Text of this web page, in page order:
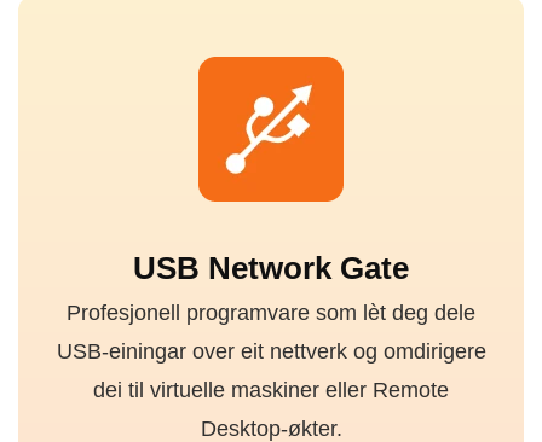
USB Network Gate
Profesjonell programvare som lèt deg dele
USB-einingar over eit nettverk og omdirigere
dei til virtuelle maskiner eller Remote
Desktop-økter.